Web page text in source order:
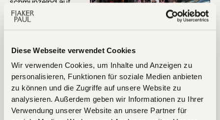
Diese Webseite verwendet Cookies
Wir verwenden Cookies, um Inhalte und Anzeigen zu
personalisieren, Funktionen für soziale Medien anbieten
zu können und die Zugriffe auf unsere Website zu
analysieren. Außerdem geben wir Informationen zu Ihrer
Verwendung unserer Website an unsere Partner für
den Punkt bringen:
nicht nur weicher,
um einiges cooler!“
Wien zeigt damit
einmal mehr, was
diese Stadt im Herzen ausmacht: Sie kann ihre